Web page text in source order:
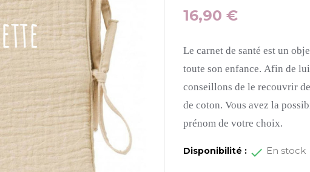
16,90 €
Le carnet de santé est un
toute son enfance. Afin de lui
conseillons de le recouvrir
de coton. Vous avez la
prénom de votre choix.
Disponibilité : En stock